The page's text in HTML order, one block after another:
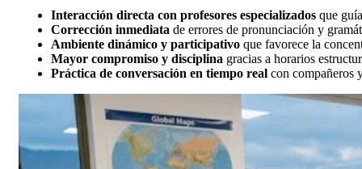
Interacción directa con profesores especializados que
Corrección inmediata de errores de pronunciación y
Ambiente dinámico y participativo que favorece la
Mayor compromiso y disciplina gracias a horarios
Práctica de conversación en tiempo real con compañeros